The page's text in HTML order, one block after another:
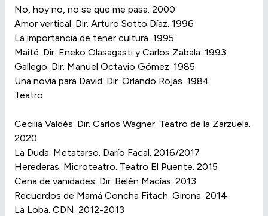
No, hoy no, no se que me pasa. 2000
Amor vertical. Dir. Arturo Sotto Díaz. 1996
La importancia de tener cultura. 1995
Maité. Dir. Eneko Olasagasti y Carlos Zabala. 1993
Gallego. Dir. Manuel Octavio Gómez. 1985
Una novia para David. Dir. Orlando Rojas. 1984
Teatro
Cecilia Valdés. Dir. Carlos Wagner. Teatro de la Zarzuela.
2020
La Duda. Metatarso. Darío Facal. 2016/2017
Herederas. Microteatro. Teatro El Puente. 2015
Cena de vanidades. Dir: Belén Macías. 2013
Recuerdos de Mamá Concha Fitach. Girona. 2014
La Loba. CDN. 2012-2013